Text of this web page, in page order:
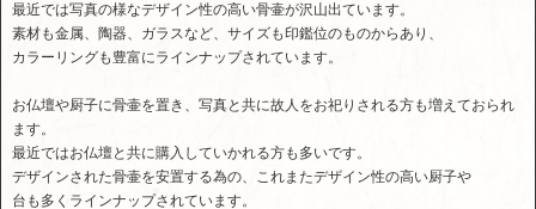
最近では写真の様なデザイン性の高い骨壷が沢山出ています。
素材も金属、陶器、ガラスなど、サイズも印鑑位のものからあり、
カラーリングも豊富にラインナップされています。
お仏壇や厨子に骨壷を置き、写真と共に故人をお祀りされる方も増えておられ
ます。
最近ではお仏壇と共に購入していかれる方も多いです。
デザインされた骨壷を安置する為の、これまたデザイン性の高い厨子や
台も多くラインナップされています。